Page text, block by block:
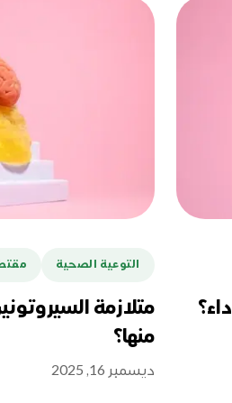
التوعية الصحية
متلازمة
منها؟
ديسمبر 16, 2025